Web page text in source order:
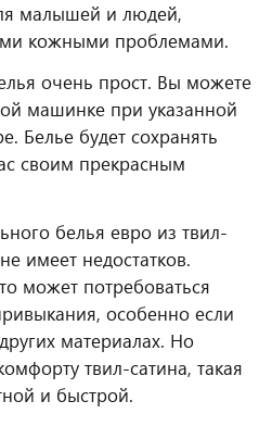
малышей и людей,
кожными проблемами.
очень прост. Вы можете
машинке при указанной
Белье будет сохранять
своим прекрасным
белья евро из твил-
имеет недостатков.
может потребоваться
особенно если
материалах. Но
твил-сатина, такая
и быстрой.